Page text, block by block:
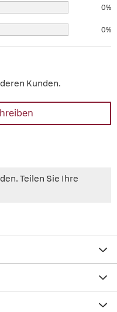
0%
0%
Kunden.
Teilen Sie Ihre